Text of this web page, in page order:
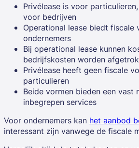
Privélease is voor
voor bedrijven
Operational lease biedt fiscale
ondernemers
Bij operational lease kunnen
bedrijfskosten worden
Privélease heeft geen fiscale
particulieren
Beide vormen bieden een vast
inbegrepen services
Voor ondernemers kan het aanbod
interessant zijn vanwege de fiscale